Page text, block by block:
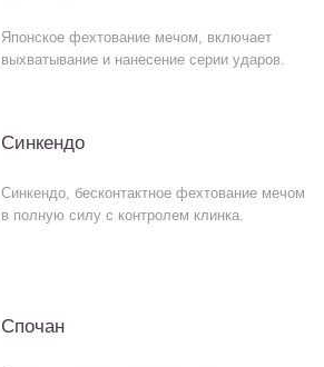
Японское фехтование мечом, включает
выхватывание и нанесение серии ударов.
Синкендо
Синкендо, бесконтактное фехтование мечом
в полную силу с контролем клинка.
Спочан